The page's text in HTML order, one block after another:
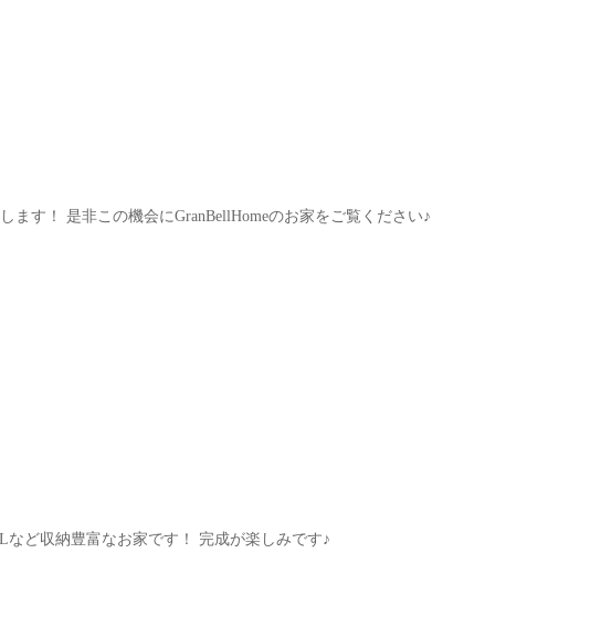
ます！ 是非この機会にGranBellHomeのお家をご覧ください♪
ど収納豊富なお家です！ 完成が楽しみです♪